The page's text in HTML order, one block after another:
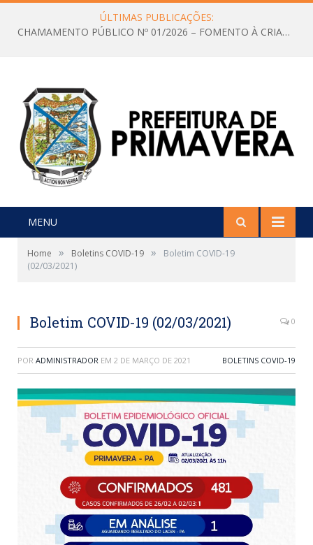
ÚLTIMAS PUBLICAÇÕES:
CHAMAMENTO PÚBLICO Nº 01/2026 – FOMENTO À CRIAÇÃO E A CIRCULAÇÃO DE PRODUÇÕES CULTURAIS – Aldir Blanc
MENU
Home » Boletins COVID-19 »
Boletim COVID-19
(02/03/2021)
Boletim COVID-19 (02/03/2021) 0
POR ADMINISTRADOR EM 2 DE MARÇO DE 2021 BOLETINS COVID-19